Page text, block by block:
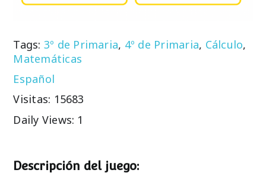
Tags: 3º de Primaria, 4º de Primaria, Cálculo,
Matemáticas
Español
Visitas: 15683
Daily Views: 1
Descripción del juego: